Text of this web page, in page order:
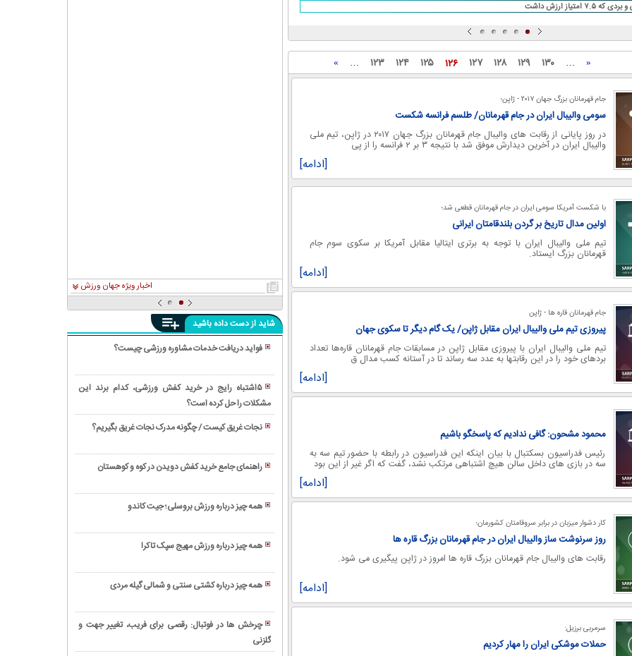
۷.۵ امتیاز ارزش داشت
» … ۱۲۳ ۱۲۴ ۱۲۵ ۱۲۶ ۱۲۷ ۱۲۸ ۱۲۹ ۱۳۰ … «
جام قهرمانان بزرگ جهان ۲۰۱۷ - ژاپن؛
سومی والیبال ایران در جام قهرمانان/ طلسم‌ فرانسه شکست
در روز پایانی از رقابت های والیبال جام قهرمانان بزرگ جهان ۲۰۱۷ در ژاپن، تیم ملی
والیبال ایران در آخرین دیدارش موفق شد با نتیجه ۳ بر ۲ فرانسه را از پی
[ادامه]
با شکست آمریکا سومی ایران در جام قهرمانان قطعی شد؛
اولین مدال تاریخ بر گردن بلندقامتان ایرانی
تیم ملی والیبال ایران با توجه به برتری ایتالیا مقابل آمریکا بر سکوی سوم جام
قهرمانان بزرگ ایستاد.
[ادامه]
جام قهرمانان قاره ها - ژاپن
پیروزی تیم ملی والیبال ایران مقابل ژاپن/ یک گام دیگر تا سکوی جهان
تیم ملی والیبال ایران با پیروزی مقابل ژاپن در مسابقات جام قهرمانان قاره‌ها تعداد
بردهای خود را در این رقابتها به عدد سه رساند تا در آستانه کسب مدال ق
[ادامه]
محمود مشحون: گافی ندادیم که پاسخگو باشیم
رئیس فدراسیون بسکتبال با بیان اینکه این فدراسیون در رابطه با حضور تیم سه به
سه در بازی های داخل سالن هیچ اشتباهی مرتکب نشد، گفت که اگر غیر از این بود
[ادامه]
کار دشوار میزبان در برابر سروقامتان کشورمان؛
روز سرنوشت ساز والیبال ایران در جام قهرمانان بزرگ قاره ها
رقابت های والیبال جام قهرمانان بزرگ قاره ها امروز در ژاپن پیگیری می شود.
[ادامه]
سرمربی برزیل:
حملات موشکی ایران را مهار کردیم
اخبار ویژه جهان ورزش
شاید از دست داده باشید
فواید دریافت خدمات مشاوره ورزشی چیست؟
۵اشتباه رایج در خرید کفش ورزشی، کدام برند این
مشکلات را حل کرده‌ است؟
نجات غریق کیست / چگونه مدرک نجات غریق بگیریم؟
راهنمای جامع خرید کفش دویدن در کوه و کوهستان
همه چیز درباره ورزش بروسلی؛ جیت کاندو
همه چیز درباره ورزش مهیج سپک تاکرا
همه چیز درباره کشتی سنتی و شمالی گیله مردی
چرخش ها در فوتبال: رقصی برای فریب، تغییر جهت و
گلزنی